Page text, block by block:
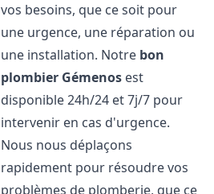
vos besoins, que ce soit pour
une urgence, une réparation ou
une installation. Notre bon
plombier Gémenos est
disponible 24h/24 et 7j/7 pour
intervenir en cas d'urgence.
Nous nous déplaçons
rapidement pour résoudre vos
problèmes de plomberie, que ce